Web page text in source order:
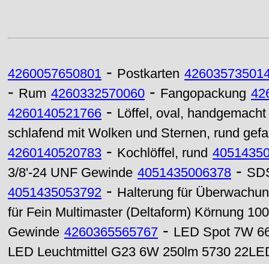
4260057650801 - Postkarten
- Rum 4260332570060 - Fangopackung
4260140521766 - Löffel, oval, handgemacht
schlafend mit Wolken und Sternen, rund
4260140520783 - Kochlöffel, rund
3/8'-24 UNF Gewinde 4051435006378 -
4051435053792 - Halterung für
für Fein Multimaster (Deltaform) Körnung 100
Gewinde 4260365565767 - LED Spot 7W
LED Leuchtmittel G23 6W 250lm 5730